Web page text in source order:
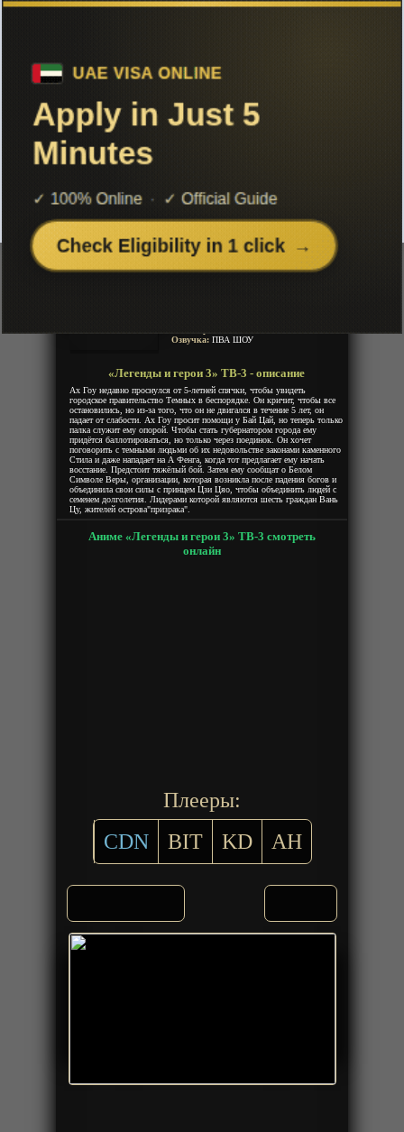
Чтобы не терять с нами связь,
подписывайся на наш
«Легенды и герои 3» ТВ-3
Добавленно: 09 октября 2020 | Серии: [42 из 42]
The Legend and the Hero 3
Chronicles of the Gods Order 3
Ву Гэн Цзи 3
Озвучка: ПВА ШОУ
«Легенды и герои 3» ТВ-3 - описание
Ах Гоу недавно проснулся от 5-летней спячки, чтобы увидеть
городское правительство Темных в беспорядке. Он кричит, чтобы все
остановились, но из-за того, что он не двигался в течение 5 лет, он
падает от слабости. Ах Гоу просит помощи у Бай Цай, но теперь только
палка служит ему опорой. Чтобы стать губернатором города ему
придётся баллотироваться, но только через поединок. Он хочет
поговорить с темными людьми об их недовольстве законами каменного
Стила и даже нападает на А Фенга, когда тот предлагает ему начать
восстание. Предстоит тяжёлый бой. Затем ему сообщат о Белом
Символе Веры, организации, которая возникла после падения богов и
объединила свои силы с принцем Цзи Цяо, чтобы объединить людей с
семенем долголетия. Лидерами которой являются шесть граждан Вань
Цу, жителей острова"призрака".
Аниме «Легенды и герои 3» ТВ-3 смотреть
онлайн
Плееры:
CDN
BIT KD AH